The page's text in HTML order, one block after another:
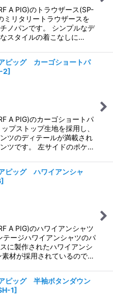
A PIG)のトラウザース(SP-
ミリタリートラウザースを
ノパンです。 シンプルなデ
スタイルの着こなしに…
ピッグ カーゴショートパ
2]
A PIG)のカーゴショートパ
プストップ生地を採用し、
ツのディテールが満載され
ツです。 左サイドのポケ…
ピッグ ハワイアンシャ
]
A PIG)のハワイアンシャツ
ージハワイアンシャツのパ
に製作されたハワイアンシ
素材が採用されているので…
ピッグ 半袖ボタンダウン
1]